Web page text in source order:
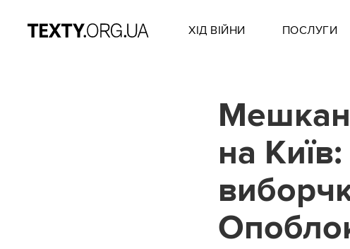
ХІД ВІЙНИ ПОСЛУГИ
на